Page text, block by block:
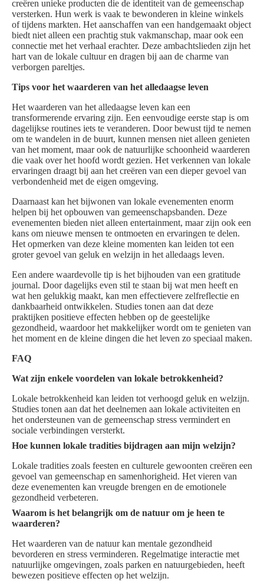
creëren unieke producten die de identiteit van de gemeenschap
versterken. Hun werk is vaak te bewonderen in kleine winkels
of tijdens markten. Het aanschaffen van een handgemaakt object
biedt niet alleen een prachtig stuk vakmanschap, maar ook een
connectie met het verhaal erachter. Deze ambachtslieden zijn het
hart van de lokale cultuur en dragen bij aan de charme van
verborgen pareltjes.
Tips voor het waarderen van het alledaagse leven
Het waarderen van het alledaagse leven kan een
transformerende ervaring zijn. Een eenvoudige eerste stap is om
dagelijkse routines iets te veranderen. Door bewust tijd te nemen
om te wandelen in de buurt, kunnen mensen niet alleen genieten
van het moment, maar ook de natuurlijke schoonheid waarderen
die vaak over het hoofd wordt gezien. Het verkennen van lokale
ervaringen draagt bij aan het creëren van een dieper gevoel van
verbondenheid met de eigen omgeving.
Daarnaast kan het bijwonen van lokale evenementen enorm
helpen bij het opbouwen van gemeenschapsbanden. Deze
evenementen bieden niet alleen entertainment, maar zijn ook een
kans om nieuwe mensen te ontmoeten en ervaringen te delen.
Het opmerken van deze kleine momenten kan leiden tot een
groter gevoel van geluk en welzijn in het alledaags leven.
Een andere waardevolle tip is het bijhouden van een gratitude
journal. Door dagelijks even stil te staan bij wat men heeft en
wat hen gelukkig maakt, kan men effectievere zelfreflectie en
dankbaarheid ontwikkelen. Studies tonen aan dat deze
praktijken positieve effecten hebben op de geestelijke
gezondheid, waardoor het makkelijker wordt om te genieten van
het moment en de kleine dingen die het leven zo speciaal maken.
FAQ
Wat zijn enkele voordelen van lokale betrokkenheid?
Lokale betrokkenheid kan leiden tot verhoogd geluk en welzijn.
Studies tonen aan dat het deelnemen aan lokale activiteiten en
het ondersteunen van de gemeenschap stress vermindert en
sociale verbindingen versterkt.
Hoe kunnen lokale tradities bijdragen aan mijn welzijn?
Lokale tradities zoals feesten en culturele gewoonten creëren een
gevoel van gemeenschap en samenhorigheid. Het vieren van
deze evenementen kan vreugde brengen en de emotionele
gezondheid verbeteren.
Waarom is het belangrijk om de natuur om je heen te
waarderen?
Het waarderen van de natuur kan mentale gezondheid
bevorderen en stress verminderen. Regelmatige interactie met
natuurlijke omgevingen, zoals parken en natuurgebieden, heeft
bewezen positieve effecten op het welzijn.